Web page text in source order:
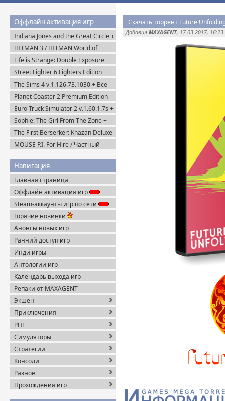
Оффлайн активация игр
Indiana Jones and the Great Circle +
The Order of Giants v.1.0.17.0
(2024) Пиратка
HITMAN 3 / HITMAN World of
Assassination v.3.270.1 + Все DLC
(2016-2021) Пиратка
Life is Strange: Double Exposure
(2024) Пиратка
Street Fighter 6 Fighters Edition
(2023) Steam-Rip
The Sims 4 v.1.126.73.1030 + Все
DLC (2014-2025) Portable
Planet Coaster 2 Premium Edition
(2024) Steam-Rip
Euro Truck Simulator 2 v.1.60.1.7s +
Все DLC (2012) Пиратка
Sophie: The Girl From The Zone +
DLC (2026) Пиратка
The First Berserker: Khazan Deluxe
Edition (2025) Пиратка
MOUSE P.I. For Hire / Частный
Пиратка
Навигация
Главная страница
Оффлайн активация игр
Steam-аккаунты игр по сети
Горячие новинки
Анонсы новых игр
Ранний доступ игр
Инди игры
Антологии игр
Календарь выхода игр
Репаки от MAXAGENT
Экшен
Приключения
РПГ
Симуляторы
Стратегии
Консоли
Разное
Прохождения игр
Скачать торрент Future
Добавил MAXAGENT, 17-03-2017, 16:23